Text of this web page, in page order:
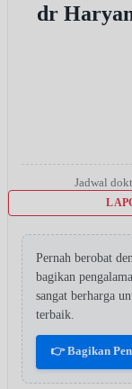
dr
Jadwal
Pernah berobat
bagikan
sangat berharga
terbaik.
👉 Bagikan